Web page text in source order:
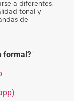
a diferentes
tonal y
de
formal?